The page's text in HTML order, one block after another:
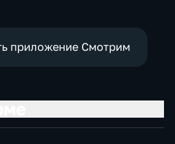
приложение Смотрим